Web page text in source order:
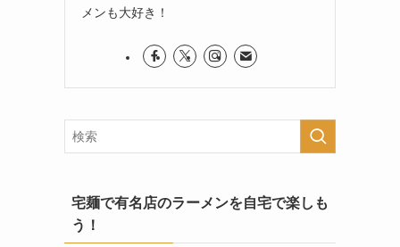
メンも大好き！
宅麺で有名店のラーメンを自宅で楽しも
う！